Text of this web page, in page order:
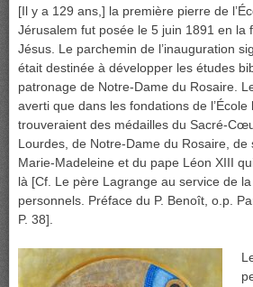
[Il y a 129 ans,] la première pierre de
Jérusalem fut posée le 5 juin 1891 en
Jésus. Le parchemin de l’inauguration
était destinée à développer les études
patronage de Notre-Dame du Rosaire.
averti que dans les fondations de l’École
trouveraient des médailles du Sacré-
Lourdes, de Notre-Dame du Rosaire, de
Marie-Madeleine et du pape Léon XIII
là [Cf. Le père Lagrange au service de
personnels. Préface du P. Benoît, o.p.
P. 38].